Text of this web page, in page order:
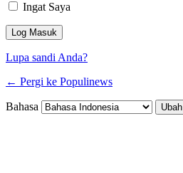
Ingat Saya
Lupa sandi Anda?
← Pergi ke Populinews
Bahasa